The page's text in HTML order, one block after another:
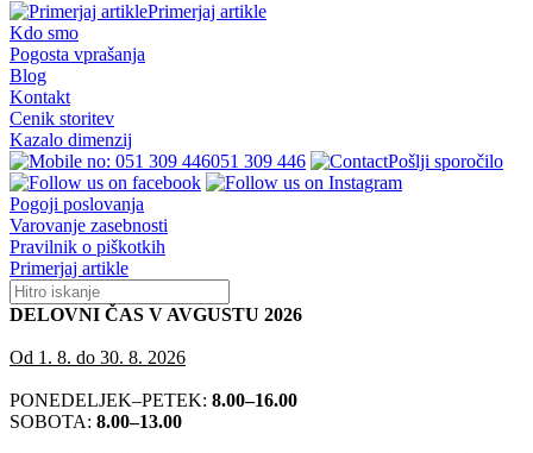
Primerjaj artikle
Kdo smo
Pogosta vprašanja
Blog
Kontakt
Cenik storitev
Kazalo dimenzij
051 309 446
Pošlji sporočilo
Pogoji poslovanja
Varovanje zasebnosti
Pravilnik o piškotkih
Primerjaj artikle
DELOVNI ČAS V AVGUSTU 2026
Od 1. 8. do 30. 8. 2026
PONEDELJEK–PETEK: 8.00–16.00
SOBOTA: 8.00–13.00